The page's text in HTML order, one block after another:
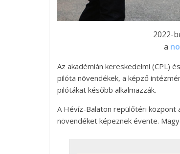
2022-
a
Az akadémián kereskedelmi (CPL)
pilóta növendékek, a képző
pilótákat később alkalmazzák.
A Hévíz-Balaton repülőtéri központ
növendéket képeznek évente.